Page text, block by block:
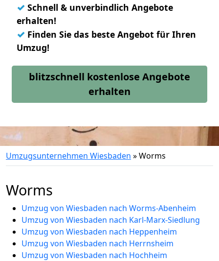
✓ Schnell & unverbindlich Angebote
erhalten!
✓ Finden Sie das beste Angebot für Ihren
Umzug!
blitzschnell kostenlose Angebote
erhalten
Umzugsunternehmen Wiesbaden »Worms
Worms
Umzug von Wiesbaden nach Worms-Abenheim
Umzug von Wiesbaden nach Karl-Marx-Siedlung
Umzug von Wiesbaden nach Heppenheim
Umzug von Wiesbaden nach Herrnsheim
Umzug von Wiesbaden nach Hochheim